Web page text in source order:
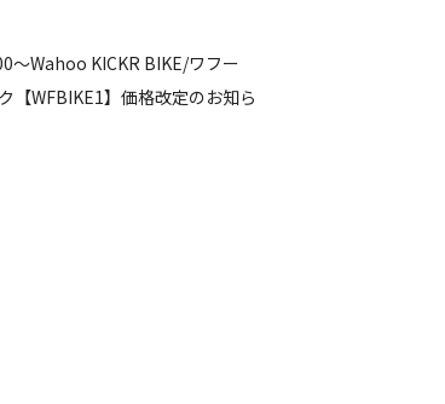
～Wahoo KICKR BIKE/ワフー
【WFBIKE1】価格改定のお知ら